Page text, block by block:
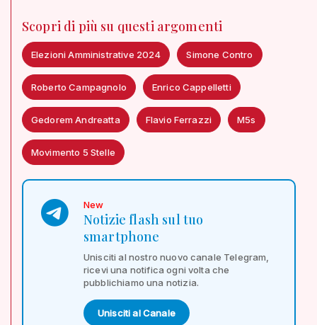
Scopri di più su questi argomenti
Elezioni Amministrative 2024 Simone Contro
Roberto Campagnolo Enrico Cappelletti
Gedorem Andreatta Flavio Ferrazzi M5s
Movimento 5 Stelle
New
Notizie flash sul tuo
smartphone
Unisciti al nostro nuovo canale Telegram,
ricevi una notifica ogni volta che
pubblichiamo una notizia.
Unisciti al Canale